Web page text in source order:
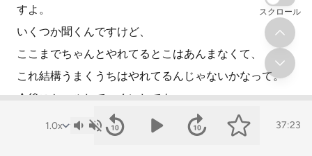
すよ。
いくつか聞くんですけど、
ここまでちゃんとやれてるとこはあんまなくて、
これ結構うまくうちはやれてるんじゃないかなって。
今後スケールしていくにしても、
その辺りの仕組みっていうのはそのままやれますよね。
37:23
スクロール